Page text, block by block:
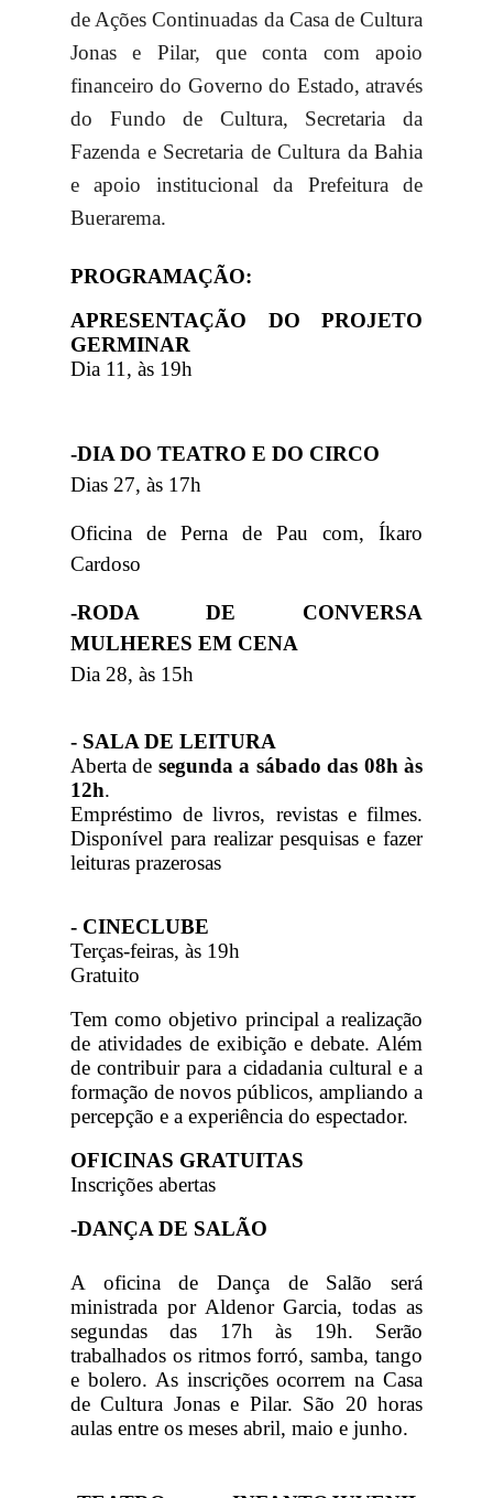
de Ações Continuadas da Casa de Cultura
Jonas e Pilar, que conta com apoio
financeiro do Governo do Estado, através
do Fundo de Cultura, Secretaria da
Fazenda e Secretaria de Cultura da Bahia
e apoio institucional da Prefeitura de
Buerarema.
PROGRAMAÇÃO:
APRESENTAÇÃO DO PROJETO
GERMINAR
Dia 11, às 19h
-DIA DO TEATRO E DO CIRCO
Dias 27, às 17h
Oficina de Perna de Pau com, Íkaro
Cardoso
-RODA DE CONVERSA
MULHERES EM CENA
Dia 28, às 15h
- SALA DE LEITURA
Aberta de segunda a sábado das 08h às
12h.
Empréstimo de livros, revistas e filmes.
Disponível para realizar pesquisas e fazer
leituras prazerosas
- CINECLUBE
Terças-feiras, às 19h
Gratuito
Tem como objetivo principal a realização
de atividades de exibição e debate. Além
de contribuir para a cidadania cultural e a
formação de novos públicos, ampliando a
percepção e a experiência do espectador.
OFICINAS GRATUITAS
Inscrições abertas
-DANÇA DE SALÃO
A oficina de Dança de Salão será
ministrada por Aldenor Garcia, todas as
segundas das 17h às 19h. Serão
trabalhados os ritmos forró, samba, tango
e bolero. As inscrições ocorrem na Casa
de Cultura Jonas e Pilar. São 20 horas
aulas entre os meses abril, maio e junho.